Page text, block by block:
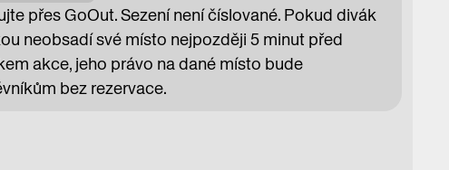
přes GoOut. Sezení není číslované. Pokud divák
neobsadí své místo nejpozději 5 minut před
akce, jeho právo na dané místo bude
bez rezervace.